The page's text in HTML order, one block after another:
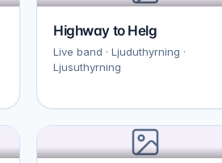
Highway to Helg
Live band · Ljuduthyrning ·
Ljusuthyrning